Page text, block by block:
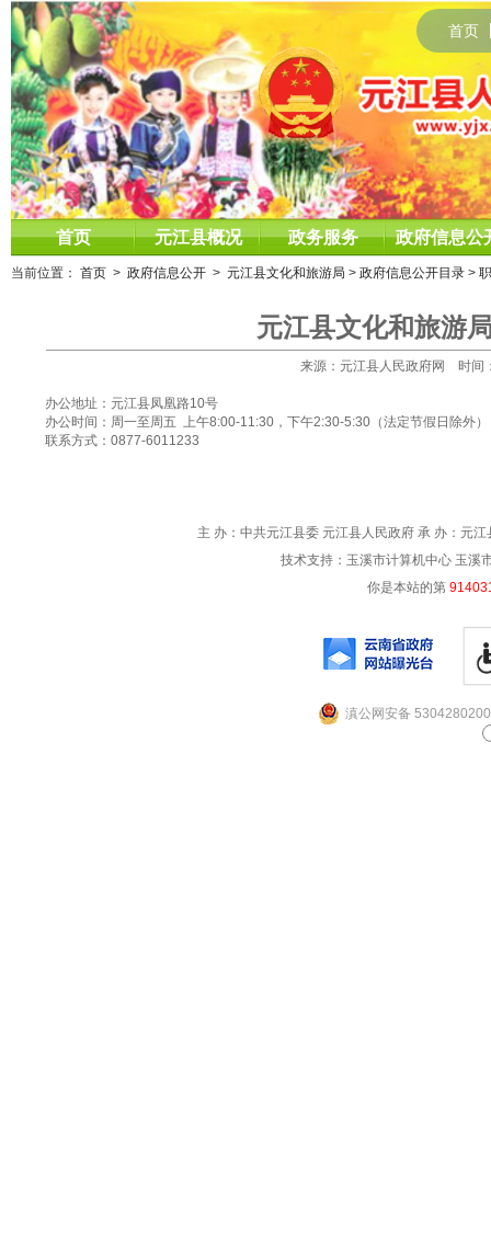
首页
首页 元江县概况 政务服务 政府信息公
当前位置： 首页 > 政府信息公开 > 元江县文化和旅游局 > 政府信息公开目录 >
元江县文化和旅游
来源：元江县人民政府网 时间
办公地址：元江县凤凰路10号
办公时间：周一至周五 上午8:00-11:30，下午2:30-5:30（法定节假日除外）
联系方式：0877-6011233
主 办：中共元江县委 元江县人民政府 承 办：元
技术支持：玉溪市计算机中心 玉溪
你是本站的第
滇公网安备